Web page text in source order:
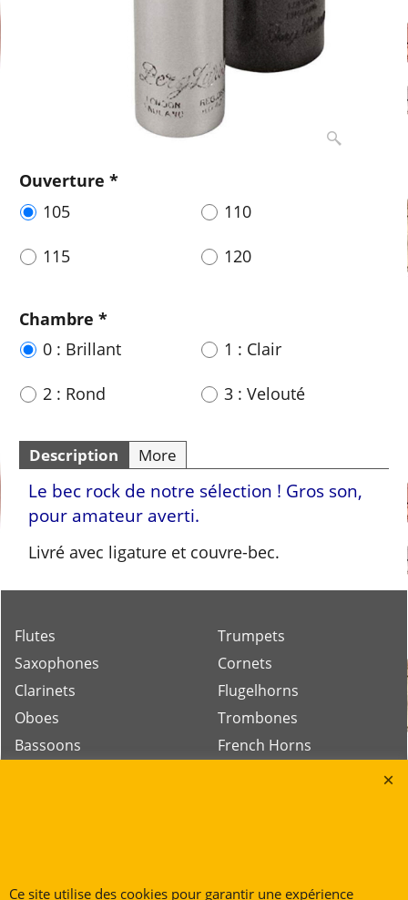
Ouverture *
105
110
115 120
Chambre *
0 : Brillant
1 : Clair
2 : Rond 3 : Velouté
Description More
Le bec rock de notre sélection ! Gros son,
pour amateur averti.
Livré avec ligature et couvre-bec.
Flutes
Saxophones
Clarinets
Oboes
Bassoons
Trumpets
Cornets
Flugelhorns
Trombones
French Horns
Petite Rue 56
Ce site utilise des cookies pour garantir une expérience